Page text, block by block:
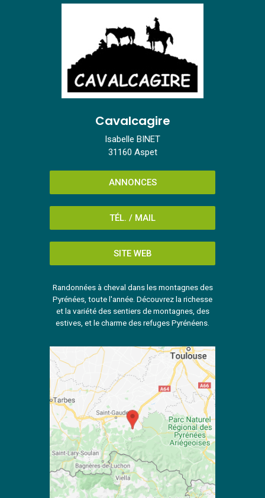
Cavalcagire
Isabelle BINET
31160 Aspet
ANNONCES
TÉL. / MAIL
SITE WEB
Randonnées à cheval dans les montagnes des
Pyrénées, toute l'année. Découvrez la richesse
et la variété des sentiers de montagnes, des
estives, et le charme des refuges Pyrénéens.